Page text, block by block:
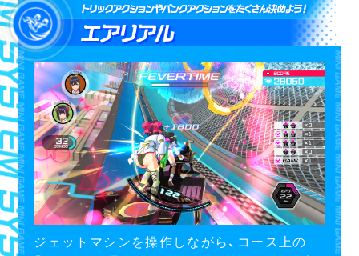
ジェットマシンを操作しながら、コース上の